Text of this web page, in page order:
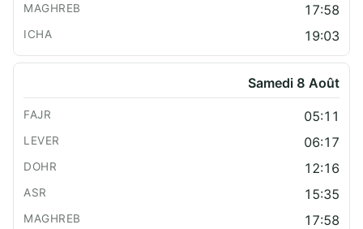
17:58
19:03
Samedi 8 Août
05:11
06:17
12:16
15:35
17:58